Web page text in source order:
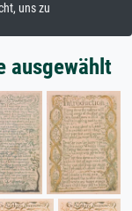
uns zu
ausgewählt